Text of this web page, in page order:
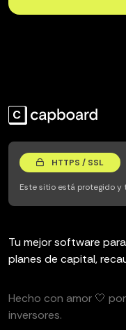
HTTPS / SSL
Este sitio está protegido y
Tu mejor software
planes de capital,
Hecho con amor 🤍
inversores.